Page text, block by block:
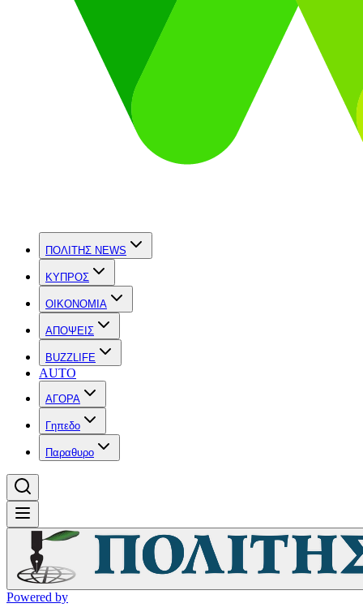
ΠΟΛΙΤΗΣ NEWS
ΚΥΠΡΟΣ
OIKONOMIA
ΑΠΟΨΕΙΣ
BUZZLIFE
AUTO
ΑΓΟΡΑ
Γηπεδο
Παραθυρο
Powered by